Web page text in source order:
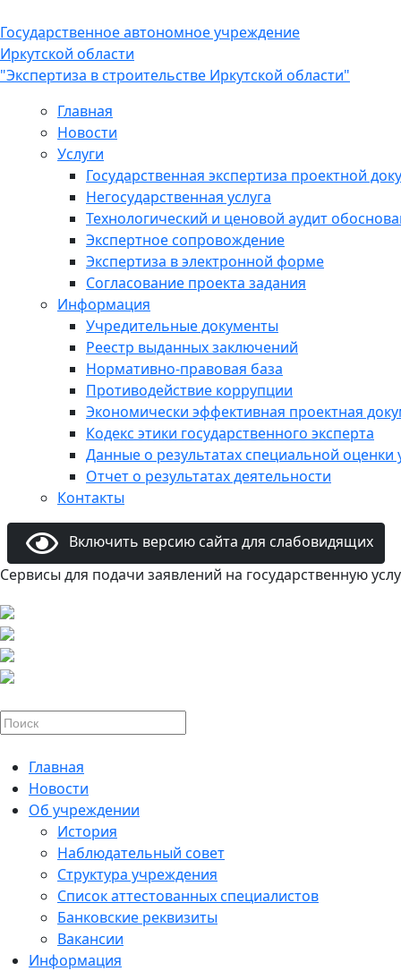
Государственное автономное учреждение
Иркутской области
"Экспертиза в строительстве Иркутской области"
Главная
Новости
Услуги
Государственная экспертиза проектной
Негосударственная услуга
Технологический и ценовой аудит
Экспертное сопровождение
Экспертиза в электронной форме
Согласование проекта задания
Информация
Учредительные документы
Реестр выданных заключений
Нормативно-правовая база
Противодействие коррупции
Экономически эффективная проектная
Кодекс этики государственного эксперта
Данные о результатах специальной оценки
Отчет о результатах деятельности
Контакты
Включить версию сайта для слабовидящих
Сервисы для подачи заявлений на государственную
Главная
Новости
Об учреждении
История
Наблюдательный совет
Структура учреждения
Список аттестованных специалистов
Банковские реквизиты
Вакансии
Информация